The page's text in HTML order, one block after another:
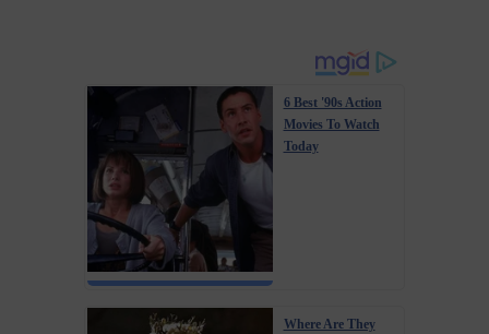
6 Best '90s Action
Movies To Watch
Today
Where Are They